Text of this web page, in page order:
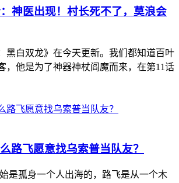
神医出现！村长死不了，莫浪会
黑白双龙》在今天更新。我们都知道百叶
，他是为了神器神杖阎魔而来，在第11话
路飞愿意找乌索普当队友？
是孤身一个人出海的，路飞是从一个木